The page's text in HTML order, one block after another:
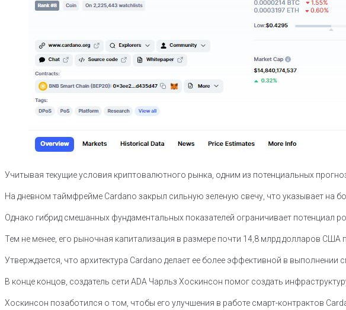
Учитывая текущие условия криптовалютного рынка, одним из потенциальных
На дневном таймфрейме Cardano закрыл сильную зеленую свечу, что указывает на
Однако гибрид смешанных фундаментальных показателей ограничивает потенциал
Тем не менее, его рыночная капитализация в размере почти 14,8 млрд долларов США
Утверждается, что архитектура Cardano делает ее более эффективной в выполнении
В конце концов, создатель сети ADA Чарльз Хоскинсон помог создать
Хоскинсон позаботился о том, чтобы его улучшения в работе смарт-контрактов